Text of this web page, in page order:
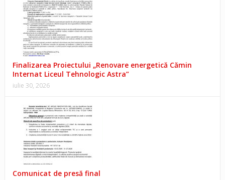
Finalizarea Proiectului „Renovare energetică Cămin
Internat Liceul Tehnologic Astra”
iulie 30, 2026
Comunicat de presă final